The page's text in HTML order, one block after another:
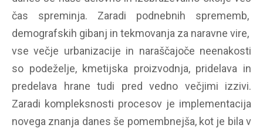
čas spreminja. Zaradi podnebnih sprememb,
demografskih gibanj in tekmovanja za naravne vire,
vse večje urbanizacije in naraščajoče neenakosti
so podeželje, kmetijska proizvodnja, pridelava in
predelava hrane tudi pred vedno večjimi izzivi.
Zaradi kompleksnosti procesov je implementacija
novega znanja danes še pomembnejša, kot je bila v